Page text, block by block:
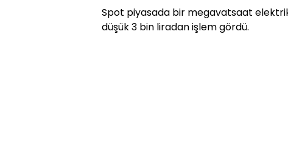
Spot piyasada bir megavatsaat
düşük 3 bin liradan işlem gördü.